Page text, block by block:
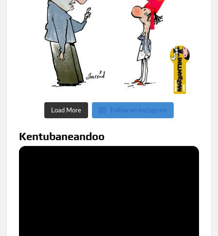
Load More Follow on Instagram
Kentubaneandoo